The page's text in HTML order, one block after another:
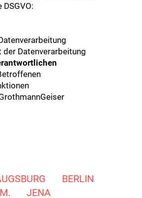
Datenverarbeitung
BERLIN
JENA